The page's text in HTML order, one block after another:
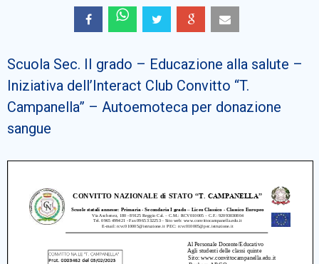
Scuola Sec. II grado – Educazione alla salute –
Iniziativa dell’Interact Club Convitto “T.
Campanella” – Autoemoteca per donazione
sangue